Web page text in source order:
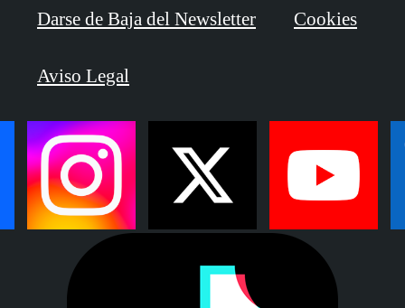
Darse de Baja del Newsletter Cookies
Aviso Legal